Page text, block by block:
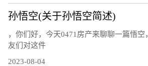
孙悟空(关于孙悟空简述)
，你们好，今天0471房产来聊聊一篇悟空
友们对这件
2023-08-04